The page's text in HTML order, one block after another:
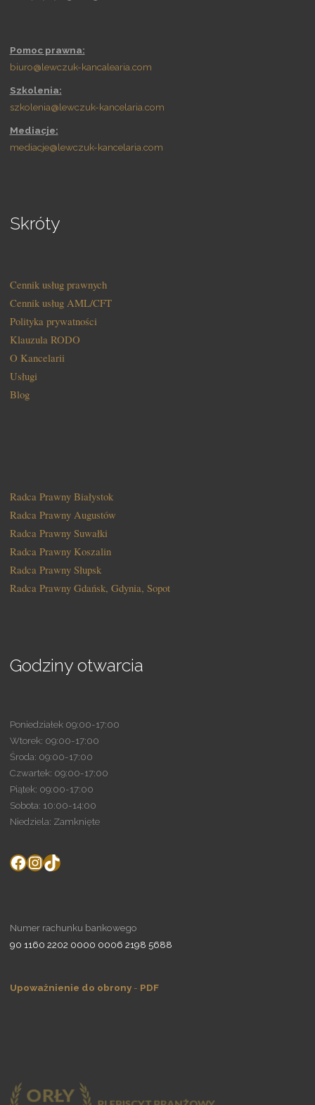
Pomoc prawna:
biuro@lewczuk-kancalearia.com
Szkolenia:
szkolenia@lewczuk-kancelaria.com
Mediacje:
mediacje@lewczuk-kancelaria.com
Skróty
Cennik usług prawnych
Cennik usług AML/CFT
Polityka prywatności
Klauzula RODO
O Kancelarii
Usługi
Blog
Radca Prawny Białystok
Radca Prawny Augustów
Radca Prawny Suwałki
Radca Prawny Koszalin
Radca Prawny Słupsk
Radca Prawny Gdańsk, Gdynia, Sopot
Godziny otwarcia
Poniedziałek 09:00-17:00
Wtorek: 09:00-17:00
Środa: 09:00-17:00
Czwartek: 09:00-17:00
Piątek: 09:00-17:00
Sobota: 10:00-14:00
Niedziela: Zamknięte
Facebook
Instagram
TikTok
Numer rachunku bankowego
90 1160 2202 0000 0006 2198 5688
Upoważnienie do obrony- PDF